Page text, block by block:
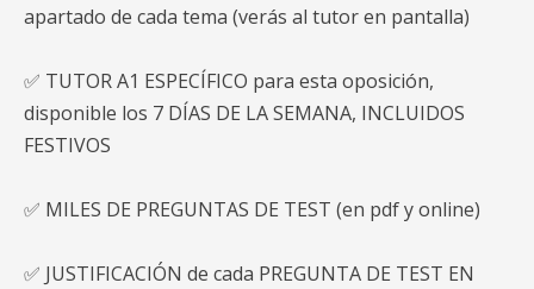
apartado de cada tema (verás al tutor en pantalla)
✅ TUTOR A1 ESPECÍFICO para esta oposición,
disponible los 7 DÍAS DE LA SEMANA, INCLUIDOS
FESTIVOS
✅ MILES DE PREGUNTAS DE TEST (en pdf y online)
✅ JUSTIFICACIÓN de cada PREGUNTA DE TEST EN